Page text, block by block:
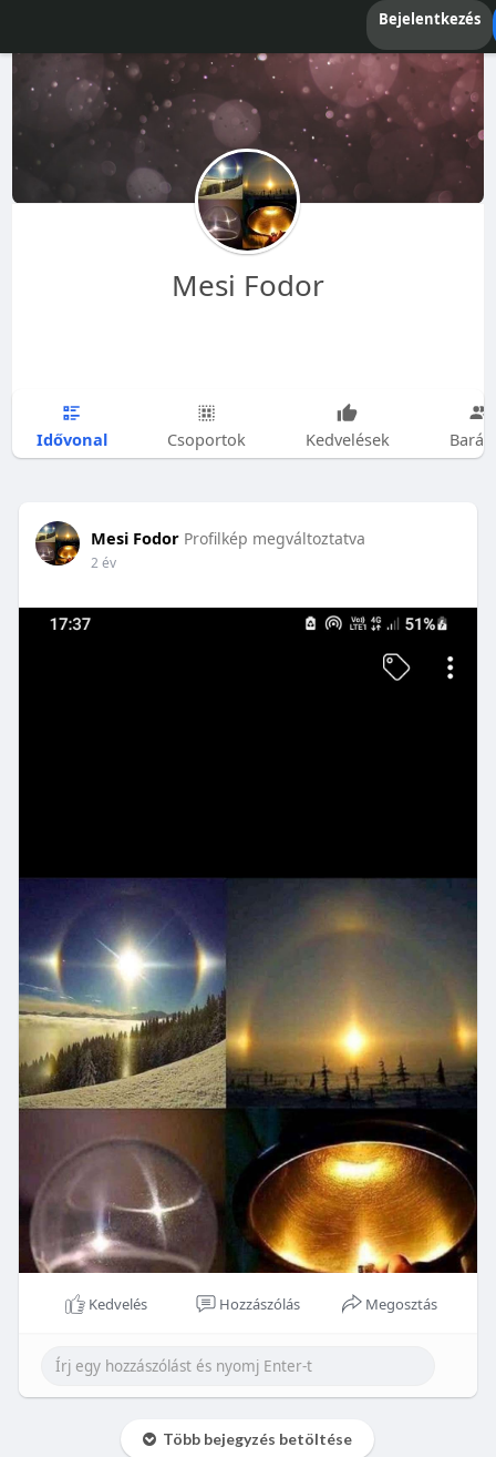
Bejelentkezés
Mesi Fodor
Idővonal Csoportok Kedvelések
Mesi Fodor Profilkép megváltoztatva
2 év
Kedvelés Hozzászólás Megosztás
Több bejegyzés betöltése